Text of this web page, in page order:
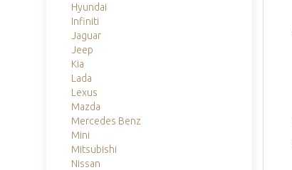
Hyundai
Infiniti
Jaguar
Jeep
Kia
Lada
Lexus
Mazda
Mercedes Benz
Mini
Mitsubishi
Nissan